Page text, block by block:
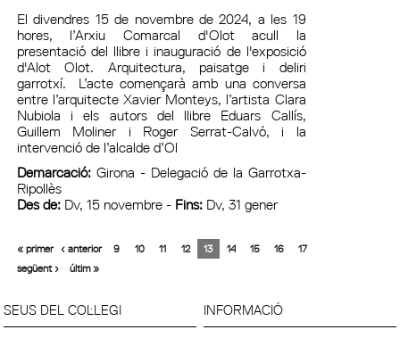
El divendres 15 de novembre de 2024, a les 19
hores, l’Arxiu Comarcal d'Olot acull la
presentació del llibre i inauguració de l'exposició
d'Alot Olot. Arquitectura, paisatge i deliri
garrotxí. L’acte començarà amb una conversa
entre l’arquitecte Xavier Monteys, l’artista Clara
Nubiola i els autors del llibre Eduars Callís,
Guillem Moliner i Roger Serrat-Calvó, i la
intervenció de l’alcalde d’Ol
Demarcació: Girona - Delegació de la Garrotxa-
Ripollès
Des de: Dv, 15 novembre - Fins:Dv, 31 gener
« primer ‹ anterior 9 10 11 12 13 14 15 16
17
següent ›
últim »
SEUS DEL COL·LEGI INFORMACIÓ